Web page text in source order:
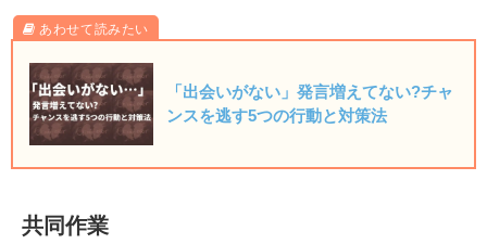
「出会いがない」発言増えてない?チャ
ンスを逃す5つの行動と対策法
共同作業